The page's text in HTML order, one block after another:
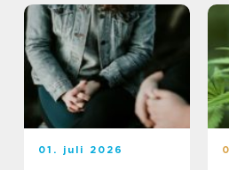
01. juli 2026